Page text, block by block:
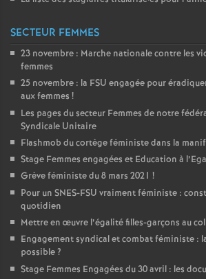
SECTEUR FEMMES
23 novembre : Marche nationale contre les
femmes
25 novembre : la FSU engagée pour
aux femmes !
Les pages du secteur Femmes de notre
Syndicale Unitaire
Flashmob du cortège féministe dans la
Stage Femmes engagées et Education à
Grève féministe du 8 mars 2021 !
Pour un SNES-FSU vraiment féministe :
quotidien
Mettre en œuvre l’égalité filles-garçons au
Engagement syndical et combat féministe :
possible?
Stage Femmes Engagées du 30 avril : les